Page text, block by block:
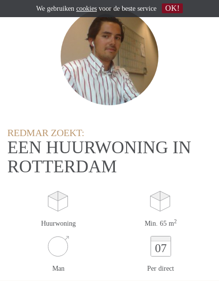
REDMAR ZOEKT:
EEN HUURWONING IN
ROTTERDAM
Huurwoning Min. 65 m2
Man
07
Per direct
We gebruiken cookies voor de beste service OK!